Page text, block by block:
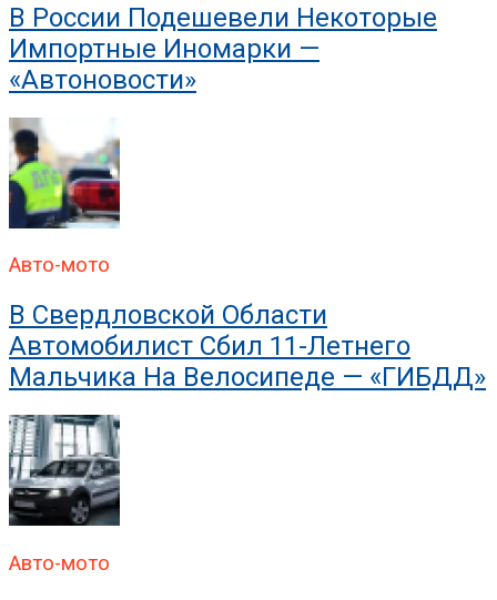
В России Подешевели Некоторые
Импортные Иномарки —
«Автоновости»
Авто-мото
В Свердловской Области
Автомобилист Сбил 11-Летнего
Мальчика На Велосипеде — «ГИБДД»
Авто-мото